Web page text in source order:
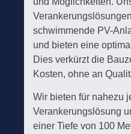
schwimmende PV-
und bieten eine
Dies verkürzt die
Kosten, ohne an
Wir bieten für nahezu
Verankerungslösung
einer Tiefe von 100